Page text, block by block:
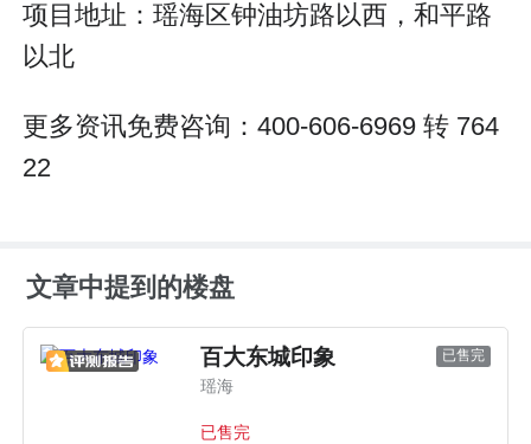
项目地址：瑶海区钟油坊路以西，和平路
以北
更多资讯免费咨询：400-606-6969 转 764
22
文章中提到的楼盘
百大东城印象 已售完
瑶海
已售完